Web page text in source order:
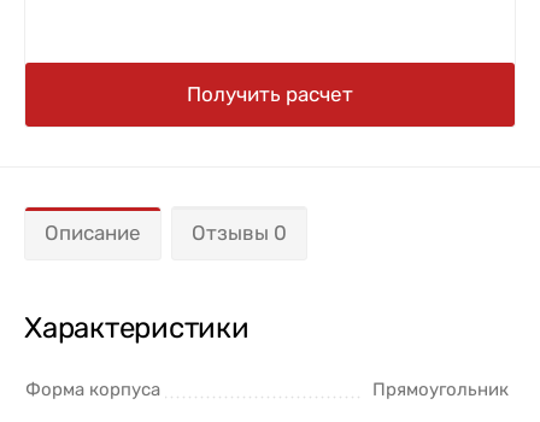
Получить расчет
Описание Отзывы 0
Характеристики
Форма корпуса Прямоугольник